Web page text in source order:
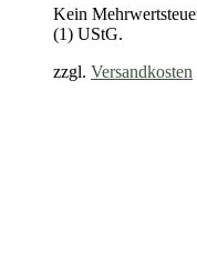
Kein
(1) UStG.
zzgl. Versandkosten